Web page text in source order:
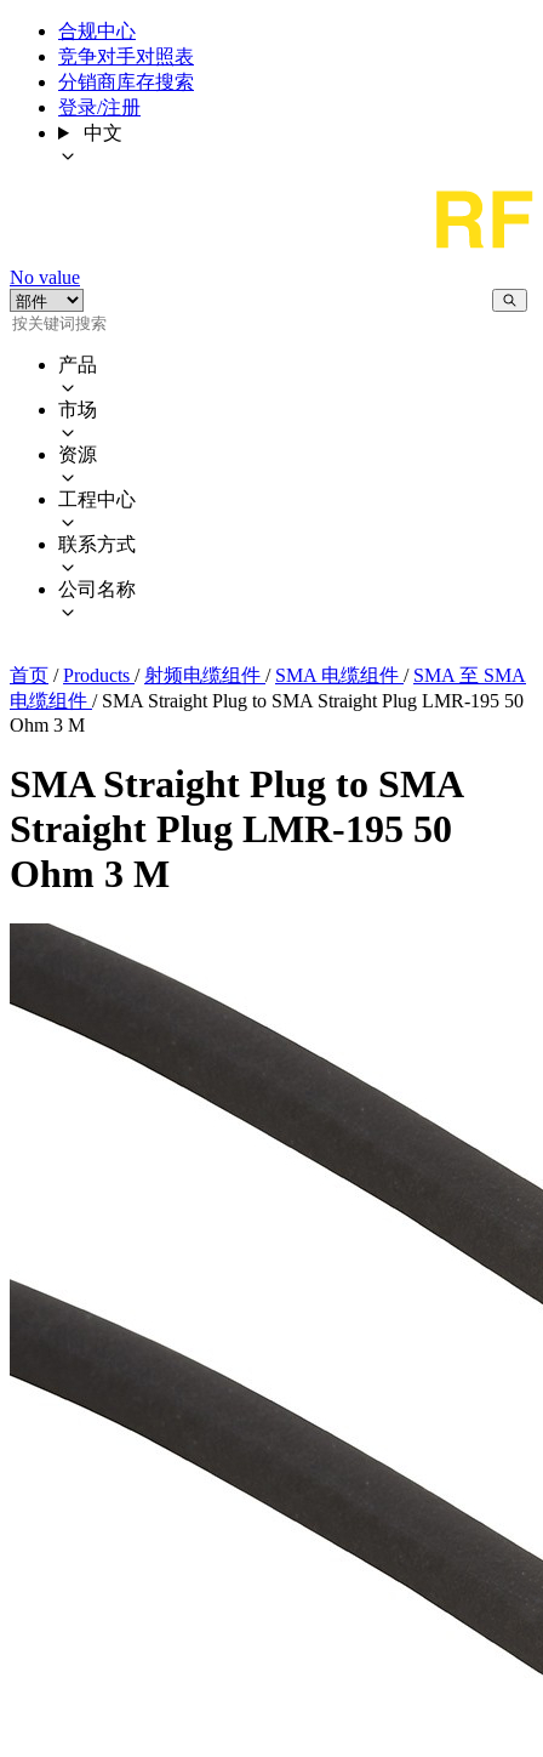
合规中心
竞争对手对照表
分销商库存搜索
登录/注册
中文
No value
产品
市场
资源
工程中心
联系方式
公司名称
首页 / Products / 射频电缆组件 / SMA 电缆组件 / SMA 至 SMA
电缆组件 / SMA Straight Plug to SMA Straight Plug LMR-195 50
Ohm 3 M
SMA Straight Plug to SMA
Straight Plug LMR-195 50
Ohm 3 M